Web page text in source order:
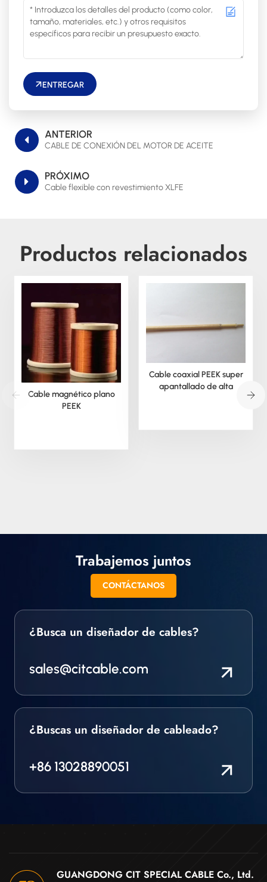
ENTREGAR
ANTERIOR
CABLE DE CONEXIÓN DEL MOTOR DE ACEITE
PRÓXIMO
Cable flexible con revestimiento XLFE
Productos relacionados
Cable magnético plano
PEEK
Cable coaxial PEEK super
apantallado de alta
Trabajemos juntos
CONTÁCTANOS
¿Busca un diseñador de cables?
sales@citcable.com
¿Buscas un diseñador de cableado?
+86 13028890051
GUANGDONG CIT SPECIAL CABLE Co., Ltd.